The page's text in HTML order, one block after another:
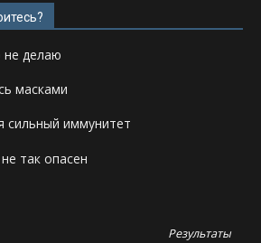
не делаю
масками
сильный иммунитет
так опасен
Результаты